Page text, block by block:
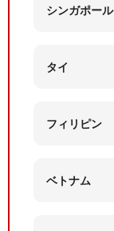
シンガポール
タイ
フィリ ピン
ベトナム